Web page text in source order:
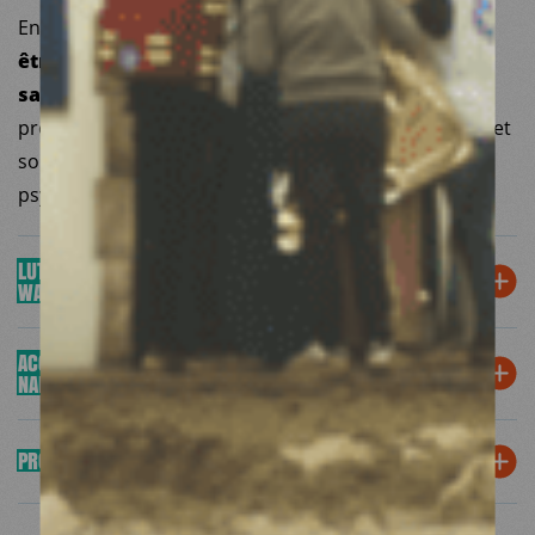
En 2024, 183 247 consultations générales ont pu
être assurées, ainsi que5 248 consultations en
santé mentale et soutien psychosocial. 159
professionnels ont pu être formés en santé mentale et
soutien psychosocial et premiers secours
psychologiques.
LUTTER CONTRE LA MALNUTRITION LA PROVINCE DE
WARDAK
deux nouveaux centres de santé sont
désormais soutenus financièrement et
techniquement par Médecins du Monde
ACCOMPAGNER LES FEMMES ENCEINTES ET LES
NAISSANCES
PROMOUVOIR LA RÉDUCTION DES RISQUES À KABOUL